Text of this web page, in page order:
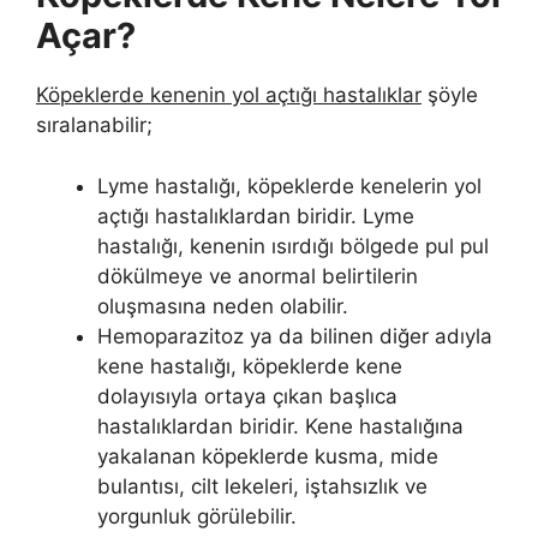
Açar?
Köpeklerde kenenin yol açtığı hastalıklar şöyle
sıralanabilir;
Lyme hastalığı, köpeklerde kenelerin yol
açtığı hastalıklardan biridir. Lyme
hastalığı, kenenin ısırdığı bölgede pul pul
dökülmeye ve anormal belirtilerin
oluşmasına neden olabilir.
Hemoparazitoz ya da bilinen diğer adıyla
kene hastalığı, köpeklerde kene
dolayısıyla ortaya çıkan başlıca
hastalıklardan biridir. Kene hastalığına
yakalanan köpeklerde kusma, mide
bulantısı, cilt lekeleri, iştahsızlık ve
yorgunluk görülebilir.